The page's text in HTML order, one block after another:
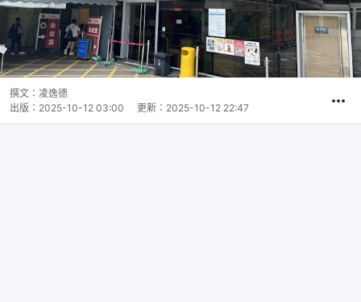
撰文： 凌逸德
出版： 2025-10-12 03:00 更新： 2025-10-12 22:47